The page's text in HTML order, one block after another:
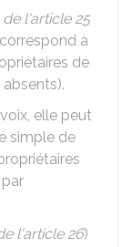
l'article 25
à
de
elle peut
simple de
l'article 26)